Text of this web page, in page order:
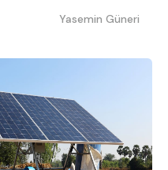
Yasemin Güneri